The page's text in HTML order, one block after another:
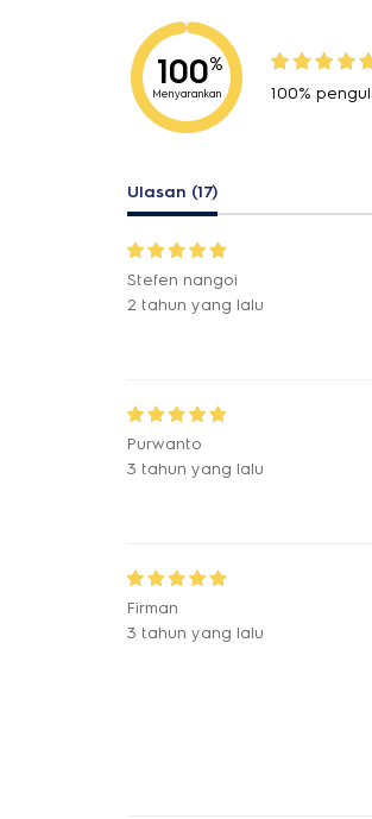
100%
Menyarankan
100%
Ulasan (17)
Stefen nangoi
2 tahun yang lalu
Purwanto
3 tahun yang lalu
Firman
3 tahun yang lalu